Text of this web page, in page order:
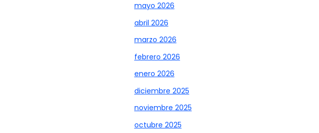
mayo 2026
abril 2026
marzo 2026
febrero 2026
enero 2026
diciembre 2025
noviembre 2025
octubre 2025